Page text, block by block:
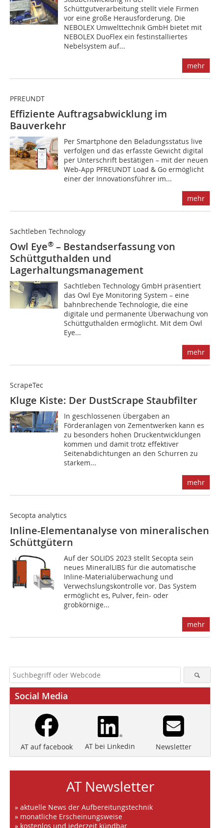
Schüttgutverarbeitung stellt viele Firmen
vor eine große Herausforderung. Die
NEBOLEX Umwelttechnik GmbH bietet mit
NEBOLEX DuoFlex ein festinstalliertes
Nebelsystem auf...
mehr
PFREUNDT
Effiziente Auftragsabwicklung im
Bauverkehr
Per Smartphone den Beladungsstatus live
verfolgen und das erfasste Gewicht digital
per Unterschrift bestätigen – mit der neuen
Web-App PFREUNDT Load & Go ermöglicht
einer der Innovationsführer im...
mehr
Sachtleben Technology
Owl Eye® – Bestandserfassung von
Schüttguthalden und
Lagerhaltungsmanagement
Sachtleben Technology GmbH präsentiert
das Owl Eye Monitoring System – eine
bahnbrechende Technologie, die eine
digitale und permanente Überwachung von
Schüttguthalden ermöglicht. Mit dem Owl
Eye...
mehr
ScrapeTec
Kluge Kiste: Der DustScrape Staubfilter
In geschlossenen Übergaben an
Förderanlagen von Zementwerken kann es
zu besonders hohen Druckentwicklungen
kommen und damit trotz effektiver
Seitenabdichtungen an den Schurren zu
starkem...
mehr
Secopta analytics
Inline-Elementanalyse von mineralischen
Schüttgütern
Auf der SOLIDS 2023 stellt Secopta sein
neues MineralLIBS für die automatische
Inline-Materialüberwachung und
Verwechslungskontrolle vor. Das System
ermöglicht es, Pulver, fein- oder
grobkörnige...
mehr
Social Media
AT auf facebook AT bei Linkedin Newsletter
AT Newsletter
» aktuelle News der Aufbereitungstechnik
» monatliche Erscheinungsweise
» kostenlos und jederzeit kündbar